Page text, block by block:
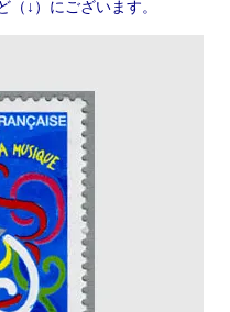
（↓）にございます。